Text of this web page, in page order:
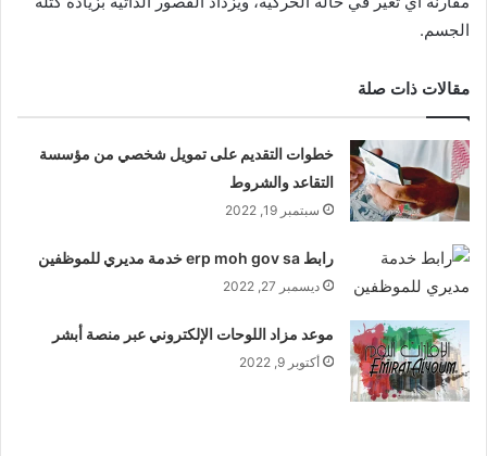
الجسم.
مقالات ذات صلة
خطوات التقديم على تمويل شخصي من مؤسسة
التقاعد والشروط
سبتمبر 19, 2022
رابط erp moh gov sa خدمة مديري للموظفين
ديسمبر 27, 2022
موعد مزاد اللوحات الإلكتروني عبر منصة أبشر
أكتوبر 9, 2022